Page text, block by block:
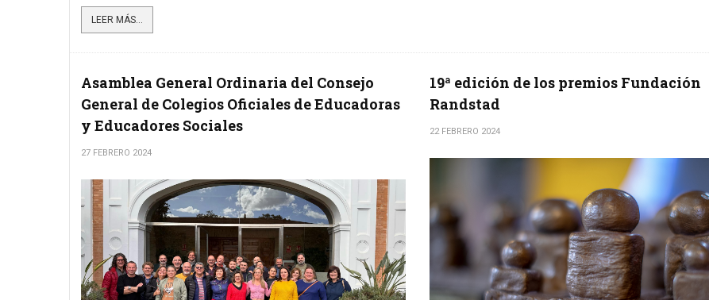
LEER MÁS...
Asamblea General Ordinaria del Consejo
General de Colegios Oficiales de Educadoras
y Educadores Sociales
27 FEBRERO 2024
19ª edición de los premios Fundación
Randstad
22 FEBRERO 2024